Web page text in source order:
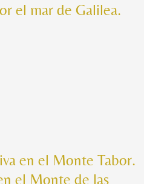
el mar de Galilea.
en el Monte Tabor.
el Monte de las